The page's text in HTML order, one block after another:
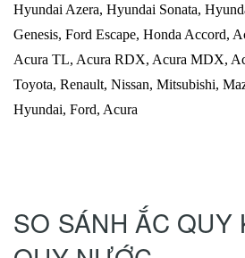
Hyundai Azera, Hyundai Sonata,
Genesis, Ford Escape, Honda Accord,
Acura TL, Acura RDX, Acura MDX,
Toyota, Renault, Nissan, Mitsubishi,
Hyundai, Ford, Acura
SO SÁNH ẮC QUY